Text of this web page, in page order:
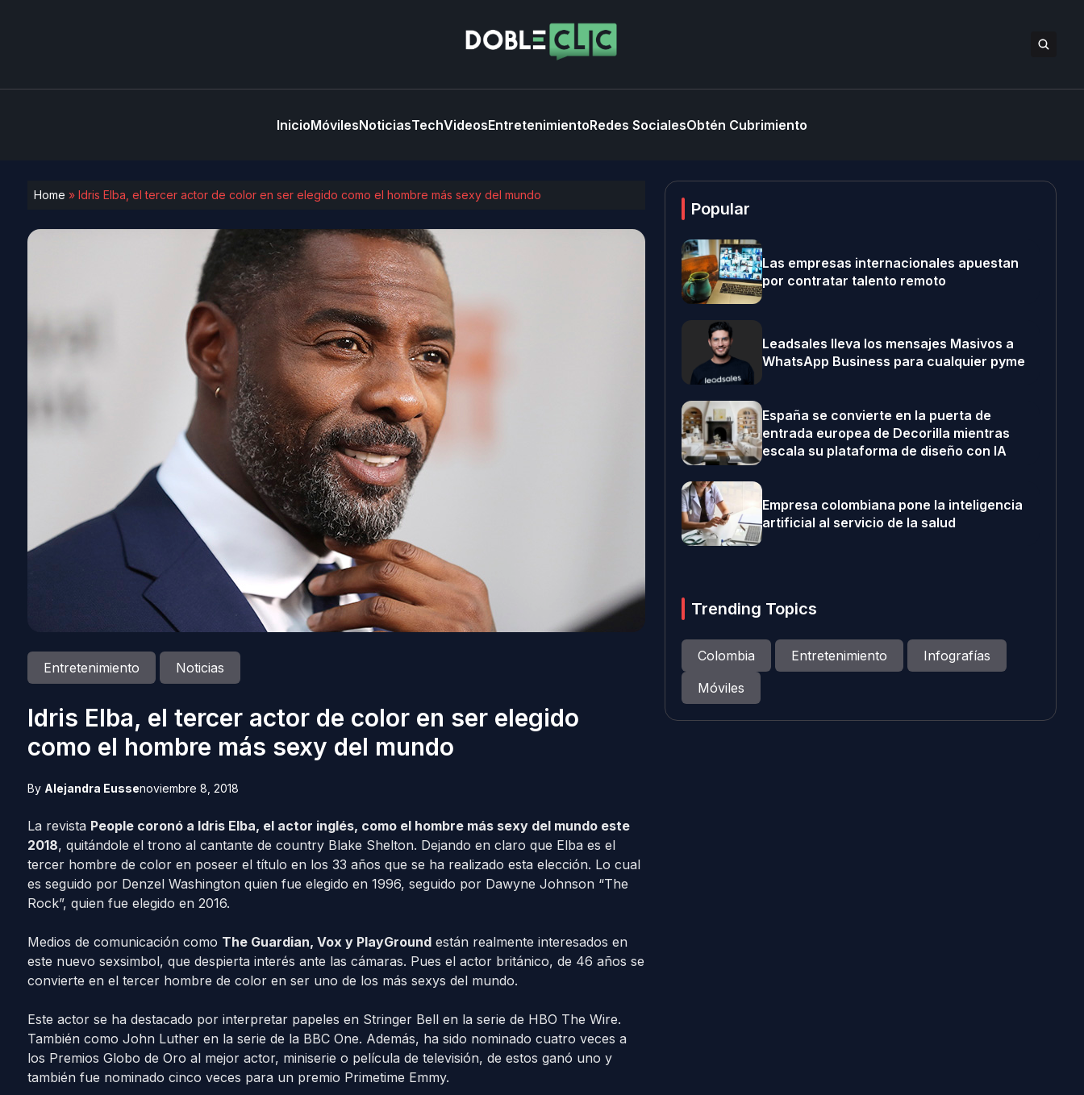
InicioMóvilesNoticiasTechVideosEntretenimientoRedes SocialesObtén Cubrimiento
Home » Idris Elba, el tercer actor de color en ser elegido como el hombre más sexy del mundo
Entretenimiento Noticias
Idris Elba, el tercer actor de color en ser elegido
como el hombre más sexy del mundo
By Alejandra Eussenoviembre 8, 2018
La revista People coronó a Idris Elba, el actor inglés, como el hombre más sexy del mundo este
2018, quitándole el trono al cantante de country Blake Shelton. Dejando en claro que Elba es el
tercer hombre de color en poseer el título en los 33 años que se ha realizado esta elección. Lo cual
es seguido por Denzel Washington quien fue elegido en 1996, seguido por Dawyne Johnson “The
Rock”, quien fue elegido en 2016.
Medios de comunicación como The Guardian, Vox y PlayGroundestán realmente interesados en
este nuevo sexsimbol, que despierta interés ante las cámaras. Pues el actor británico, de 46 años se
convierte en el tercer hombre de color en ser uno de los más sexys del mundo.
Este actor se ha destacado por interpretar papeles en Stringer Bell en la serie de HBO The Wire.
También como John Luther en la serie de la BBC One. Además, ha sido nominado cuatro veces a
los Premios Globo de Oro al mejor actor, miniserie o película de televisión, de estos ganó uno y
también fue nominado cinco veces para un premio Primetime Emmy.
Popular
Las empresas internacionales apuestan
por contratar talento remoto
Leadsales lleva los mensajes Masivos a
WhatsApp Business para cualquier pyme
España se convierte en la puerta de
entrada europea de Decorilla mientras
escala su plataforma de diseño con IA
Empresa colombiana pone la inteligencia
artificial al servicio de la salud
Trending Topics
Colombia Entretenimiento
Infografías
Móviles